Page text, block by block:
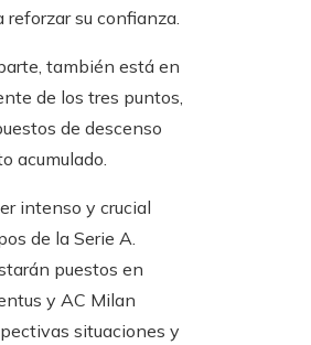
su confianza.
también está en
de los tres puntos,
de descenso
acumulado.
intenso y crucial
de la Serie A.
puestos en
y AC Milan
situaciones y